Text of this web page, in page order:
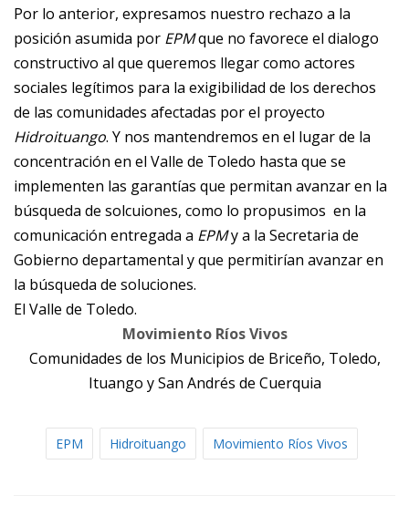
Por lo anterior, expresamos nuestro rechazo a la
posición asumida por EPMque no favorece el dialogo
constructivo al que queremos llegar como actores
sociales legítimos para la exigibilidad de los derechos
de las comunidades afectadas por el proyecto
Hidroituango. Y nos mantendremos en el lugar de la
concentración en el Valle de Toledo hasta que se
implementen las garantías que permitan avanzar en la
búsqueda de solcuiones, como lo propusimos en la
comunicación entregada a EPMy a la Secretaria de
Gobierno departamental y que permitirían avanzar en
la búsqueda de soluciones.
El Valle de Toledo.
Movimiento Ríos Vivos
Comunidades de los Municipios de Briceño, Toledo,
Ituango y San Andrés de Cuerquia
EPM Hidroituango Movimiento Ríos Vivos